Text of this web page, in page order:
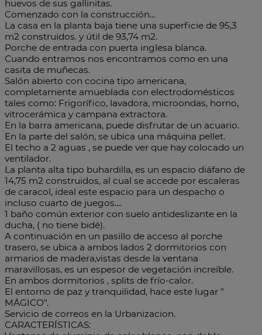
huevos de sus gallinitas.
Comenzado con la construcción...
La casa en la planta baja tiene una superficie de 95,3
m2 construidos. y útil de 93,74 m2.
Porche de entrada con puerta inglesa blanca.
Cuando entramos nos encontramos como en una
casita de muñecas.
Salón abierto con cocina tipo americana,
completamente amueblada con electrodomésticos
tales como: Frigorífico, lavadora, microondas, horno,
vitrocerámica y campana extractora.
En la barra americana, puede disfrutar de un acuario.
En la parte del salón, se ubica una máquina pellet.
El techo a 2 aguas , se puede ver que hay colocado un
ventilador.
La planta alta tipo buhardilla, es un espacio diáfano de
14,75 m2 construidos, al cual se accede por escaleras
de caracol, ideal este espacio para un despacho o
incluso cuarto de juegos....
1 baño común exterior con suelo antideslizante en la
ducha, ( no tiene bidé).
A continuación en un pasillo de acceso al porche
trasero, se ubica a ambos lados 2 dormitorios con
armarios de madera,vistas desde la ventana
maravillosas, es un espesor de vegetación increíble.
En ambos dormitorios , splits de frío-calor.
El entorno de paz y tranquilidad, hace este lugar "
MÁGICO".
Servicio de correos en la Urbanizacion.
CARACTERÍSTICAS: